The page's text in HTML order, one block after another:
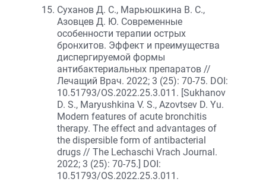
Суханов Д. С., Марьюшкина В. С.,
Азовцев Д. Ю. Современные
особенности терапии острых
бронхитов. Эффект и преимущества
диспергируемой формы
антибактериальных препаратов //
Лечащий Врач. 2022; 3 (25): 70-75. DOI:
10.51793/OS.2022.25.3.011. [Sukhanov
D. S., Maryushkina V. S., Azovtsev D. Yu.
Modern features of acute bronchitis
therapy. The effect and advantages of
the dispersible form of antibacterial
drugs // The Lechaschi Vrach Journal.
2022; 3 (25): 70-75.] DOI:
10.51793/OS.2022.25.3.011.